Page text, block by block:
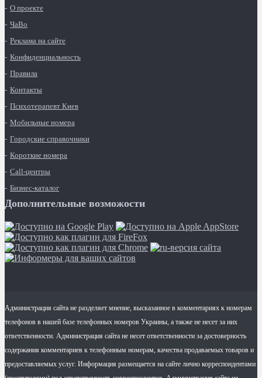
О проекте
ЧаВо
Реклама на сайте
Конфиденциальность
Правила
Контакты
Психотерапевт Киев
Мобильные номера
Городские справочники
Короткие номера
Call-центры
Бизнес-каталог
Дополнительные возможости
Администрация сайта не разделяет мнение, высказанное в комментариях к номерам
телефонов в нашей базе телефонных номеров Украины, а также не несет за них
ответственности. Администрация сайта не несет ответственности за достоверность
содержания комментариев к телефонным номерам, качества продаваемых товаров и
предоставляемых услуг. Информация размещается на сайте лично корреспондентами